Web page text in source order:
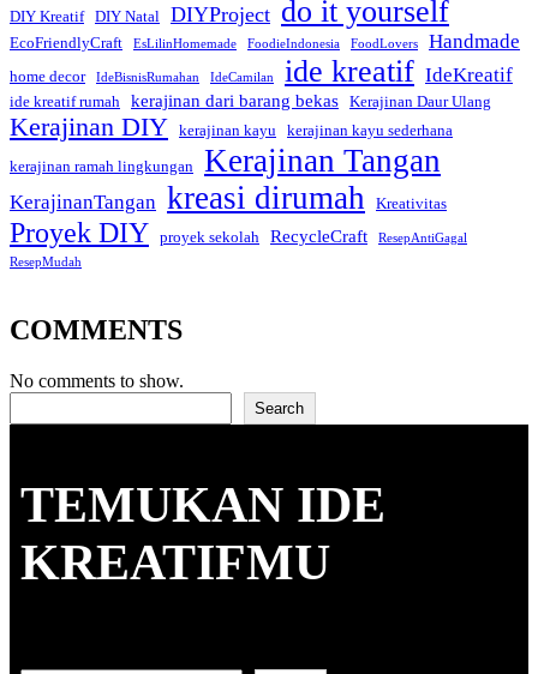
DIY Kreatif DIY Natal DIYProject do it yourself
EcoFriendlyCraft EsLilinHomemade FoodieIndonesia FoodLovers Handmade
home decor IdeBisnisRumahan IdeCamilan ide kreatif IdeKreatif
ide kreatif rumah kerajinan dari barang bekas Kerajinan Daur Ulang
Kerajinan DIY kerajinan kayu
kerajinan kayu sederhana
kerajinan ramah lingkungan
Kerajinan Tangan
KerajinanTangan kreasi dirumah Kreativitas
Proyek DIY proyek sekolah RecycleCraft
ResepAntiGagal
ResepMudah
COMMENTS
No comments to show.
Search
TEMUKAN IDE
KREATIFMU